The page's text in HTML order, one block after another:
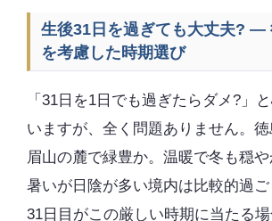
生後31日を過ぎても大丈夫? —
を考慮した時期選び
「31日を1日でも過ぎたらダメ?」
いますが、全く問題ありません。徳
眉山の麓で緑豊か。温暖で冬も穏
暑いが日陰が多い境内は比較的過
31日目がこの厳しい時期に当たる